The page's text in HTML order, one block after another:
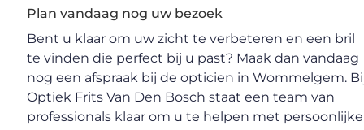
Plan vandaag nog uw bezoek
Bent u klaar om uw zicht te verbeteren en een bril
te vinden die perfect bij u past? Maak dan vandaag
nog een afspraak bij de opticien in Wommelgem.
Optiek Frits Van Den Bosch staat een team van
professionals klaar om u te helpen met persoonlijke